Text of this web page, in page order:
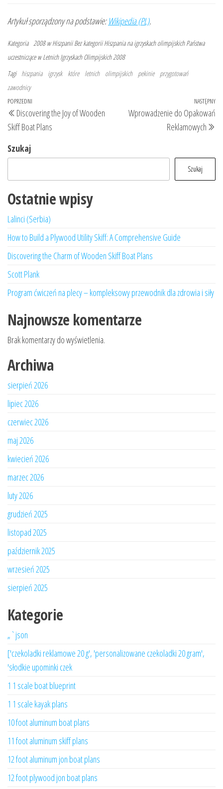
Artykuł sporządzony na podstawie:Wikipedia (PL).
Kategoria 2008 w Hiszpanii Bez kategorii Hiszpania na igrzyskach olimpijskich Państwa
uczestniczące w Letnich Igrzyskach Olimpijskich 2008
Tagi hiszpania igrzysk które letnich olimpijskich pekinie
przygotowań
zawodnicy
Nawigacja
wpisu
Poprzedni
wpis
POPRZEDNI
Discovering the Joy of Wooden
Skiff Boat Plans
NASTĘPNY
Wprowadzenie do Opakowań
Reklamowych
Szukaj
Szukaj
Ostatnie wpisy
Lalinci (Serbia)
How to Build a Plywood Utility Skiff: A Comprehensive Guide
Discovering the Charm of Wooden Skiff Boat Plans
Scott Plank
Program ćwiczeń na plecy – kompleksowy przewodnik dla zdrowia i siły
Najnowsze komentarze
Brak komentarzy do wyświetlenia.
Archiwa
sierpień 2026
lipiec 2026
czerwiec 2026
maj 2026
kwiecień 2026
marzec 2026
luty 2026
grudzień 2025
listopad 2025
październik 2025
wrzesień 2025
sierpień 2025
Kategorie
„`json
['czekoladki reklamowe 20 g', 'personalizowane czekoladki 20 gram',
'słodkie upominki czek
1 1 scale boat blueprint
1 1 scale kayak plans
10 foot aluminum boat plans
11 foot aluminum skiff plans
12 foot aluminum jon boat plans
12 foot plywood jon boat plans